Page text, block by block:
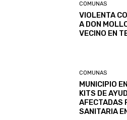
COMUNAS
VIOLENTA
A DON
VECINO EN
COMUNAS
MUNICIPIO
KITS DE
AFECTADAS
SANITARIA